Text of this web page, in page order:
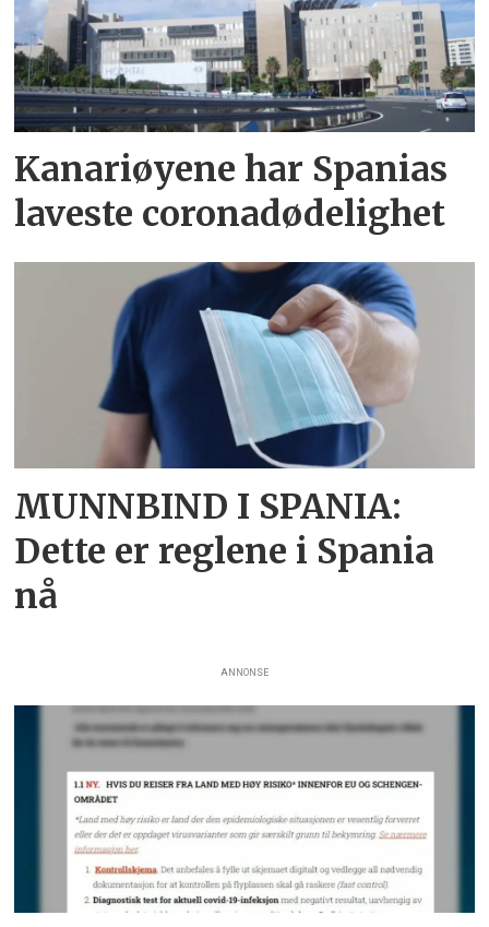
Kanariøyene har Spanias
laveste coronadødelighet
MUNNBIND I SPANIA:
Dette er reglene i Spania
nå
ANNONSE